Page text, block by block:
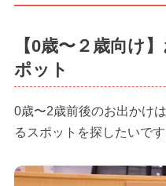
【0歳〜２歳向け
ポット
0歳〜2歳前後のお出かけ
るスポットを探したいです